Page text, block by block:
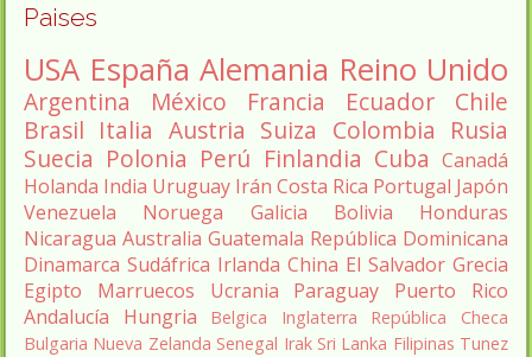
Paises
USA España Alemania Reino Unido
Argentina México Francia Ecuador
Chile
Brasil Italia Austria Suiza Colombia Rusia
Suecia Polonia Perú Finlandia Cuba Canadá
Holanda India Uruguay Irán Costa Rica Portugal Japón
Venezuela
Noruega Galicia Bolivia
Honduras
Nicaragua Australia Guatemala República Dominicana
Dinamarca Sudáfrica Irlanda China El Salvador Grecia
Egipto
Marruecos Ucrania Paraguay
Puerto Rico
Andalucía
Hungria Belgica Inglaterra
República Checa
Bulgaria Nueva Zelanda Senegal Irak Sri Lanka Filipinas Tunez